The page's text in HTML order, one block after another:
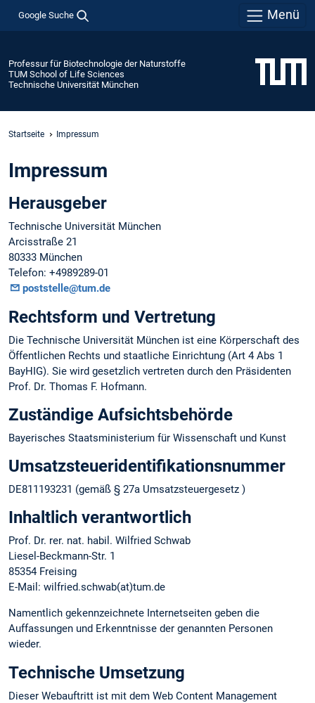
Google Suche Menü
Professur für Biotechnologie der Naturstoffe
TUM School of Life Sciences
Technische Universität München
Startseite Impressum
Impressum
Herausgeber
Technische Universität München
Arcisstraße 21
80333 München
Telefon: +4989289-01
poststelle@tum.de
Rechtsform und Vertretung
Die Technische Universität München ist eine Körperschaft des
Öffentlichen Rechts und staatliche Einrichtung (Art 4 Abs 1
BayHIG). Sie wird gesetzlich vertreten durch den Präsidenten
Prof. Dr. Thomas F. Hofmann.
Zuständige Aufsichtsbehörde
Bayerisches Staatsministerium für Wissenschaft und Kunst
Umsatzsteuer­identifikations­nummer
DE811193231 (gemäß § 27a Umsatzsteuergesetz )
Inhaltlich verantwortlich
Prof. Dr. rer. nat. habil. Wilfried Schwab
Liesel-Beckmann-Str. 1
85354 Freising
E-Mail: wilfried.schwab(at)tum.de
Namentlich gekennzeichnete Internetseiten geben die
Auffassungen und Erkenntnisse der genannten Personen
wieder.
Technische Umsetzung
Dieser Webauftritt ist mit dem Web Content Management